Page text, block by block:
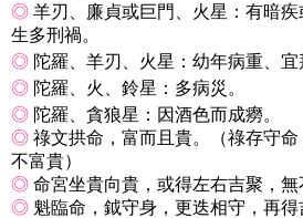
◎ 羊刃、廉貞或巨門、火星：有暗
生多刑禍。
◎ 陀羅、羊刃、火星：幼年病重、宜
◎ 陀羅、火、鈴星：多病災。
◎ 陀羅、貪狼星：因酒色而成癆。
◎ 祿文拱命，富而且貴。（祿存守
不富貴）
◎ 命宮坐貴向貴，或得左右吉聚，無
◎ 魁臨命，鉞守身，更迭相守，再